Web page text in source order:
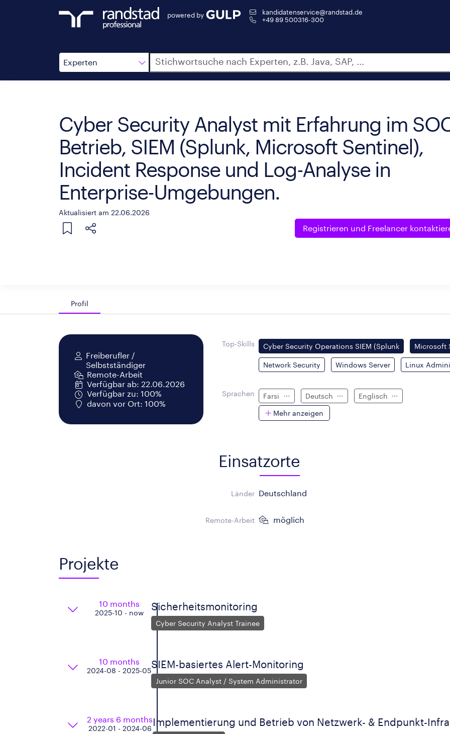
powered by
kandidatenservice@randstad.de
+49 89 500316-300
Experten
Suche
Cyber Security Analyst mit Erfahrung im
Betrieb, SIEM (Splunk, Microsoft Sentinel),
Incident Response und Log-Analyse in
Enterprise-Umgebungen.
Aktualisiert am 22.06.2026
Registrieren und Freelancer
Profil
Freiberufler /
Selbstständiger
Remote-Arbeit
Verfügbar ab: 22.06.2026
Verfügbar zu: 100%
davon vor Ort: 100%
Top-Skills Cyber Security Operations SIEM (Splunk Microsoft
Network Security Windows Server Linux
Sprachen Farsi Deutsch
Englisch
Mehr anzeigen
Einsatzorte
Länder Deutschland
Remote-Arbeit möglich
Projekte
10 months
2025-10 - now
Sicherheitsmonitoring
Cyber Security Analyst Trainee
10 months
2024-08 - 2025-05
SIEM-basiertes Alert-Monitoring
Junior SOC Analyst / System Administrator
2 years 6 months
2022-01 - 2024-06
Implementierung und Betrieb von Netzwerk- & Endpunkt-